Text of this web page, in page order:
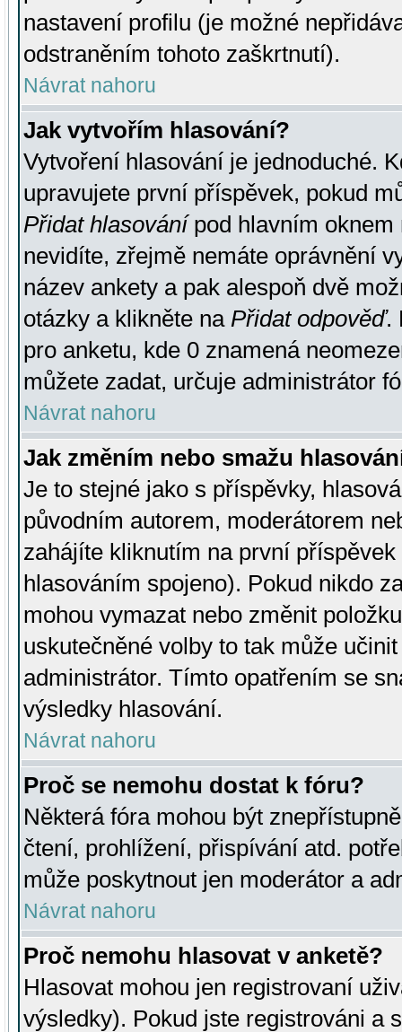
nastavení profilu (je možné
odstraněním tohoto zaškrtnutí).
Návrat nahoru
Jak vytvořím hlasování?
Vytvoření hlasování je jednoduché.
upravujete první příspěvek, pokud
Přidat hlasovánípod hlavním oknem
nevidíte, zřejmě nemáte oprávnění
název ankety a pak alespoň dvě
otázky a klikněte na Přidat odpověď.
pro anketu, kde 0 znamená
můžete zadat, určuje administrátor
Návrat nahoru
Jak změním nebo smažu
Je to stejné jako s příspěvky,
původním autorem, moderátorem
zahájíte kliknutím na první
hlasováním spojeno). Pokud nikdo
mohou vymazat nebo změnit
uskutečněné volby to tak může
administrátor. Tímto opatřením se
výsledky hlasování.
Návrat nahoru
Proč se nemohu dostat k fóru?
Některá fóra mohou být
čtení, prohlížení, přispívání atd.
může poskytnout jen moderátor a
Návrat nahoru
Proč nemohu hlasovat v anketě?
Hlasovat mohou jen registrovaní
výsledky). Pokud jste registrováni a